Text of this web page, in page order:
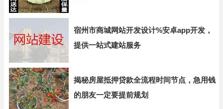
宿州市商城网站开发设计%安卓app开发，
提供一站式建站服务
揭秘房屋抵押贷款全流程时间节点，急用钱
的朋友一定要提前规划